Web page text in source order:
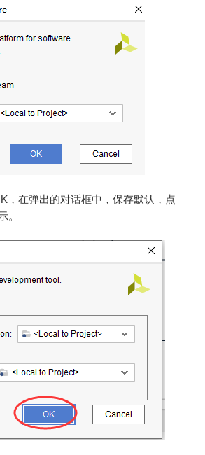
，在弹出的对话框中，保存默认，点